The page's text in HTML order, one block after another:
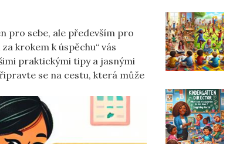
pro sebe, ale především pro
krokem k úspěchu“ vás
praktickými tipy a jasnými
se na cestu, která může